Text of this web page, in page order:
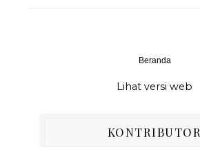
Beranda
Lihat versi web
KONTRIBUTOR